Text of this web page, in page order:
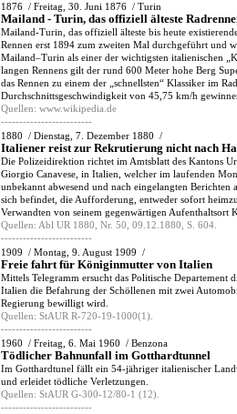
1876 / Freitag, 30. Juni 1876 / Turin
Mailand - Turin, das offiziell älteste
Mailand-Turin, das offiziell älteste bis heute
Rennen erst 1894 zum zweiten Mal durchgeführt und
Mailand–Turin als einer der wichtigsten italienischen
langen Rennens gilt der rund 600 Meter hohe Berg
das Rennen zu einem der „schnellsten“ Klassiker im
Durchschnittsgeschwindigkeit von 45,75 km/h
Quellen: www.wikipedia.de
-------------------------
1880 / Dienstag, 7. Dezember 1880 /
Italiener reist zur Rekrutierung nicht nach
Die Polizeidirektion richtet im Amtsblatt des Kantons
Giorgio Canavese, in Italien, welcher im laufenden
unbekannt abwesend und nach eingelangten
sich befindet, die Aufforderung, entweder sofort
Verwandten von seinem gegenwärtigen Aufenthaltsort
Quellen: Abl UR 1880, Nr. 50, 09.12.1880, S. 604.
-------------------------
1909 / Montag, 9. August 1909 /
Freie fahrt für Königinmutter von Italien
Mittels Telegramm ersucht das Politische
Italien die Befahrung der Schöllenen mit zwei
Regierung bewilligt wird.
Quellen: StAUR R-720-19-1000(1).
-------------------------
1960 / Freitag, 6. Mai 1960 / Benzona
Tödlicher Bahnunfall im Gotthardtunnel
Im Gotthardtunel fällt ein 54-jähriger italienischer
und erleidet tödliche Verletzungen.
Quellen: StAUR G-300-12/80-1 (12).
-------------------------